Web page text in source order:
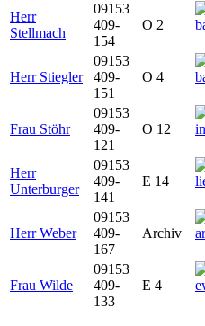
Herr
Stellmach
09153
409-
154
O 2
Herr Stiegler
09153
409-
151
O 4
Frau Stöhr
09153
409-
121
O 12
Herr
Unterburger
09153
409-
141
E 14
Herr Weber
09153
409-
167
Archiv
Frau Wilde
09153
409-
133
E 4